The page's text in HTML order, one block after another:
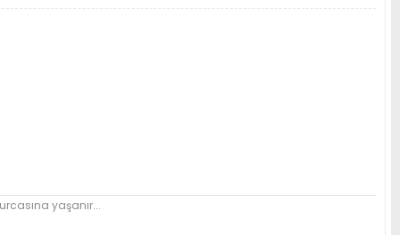
yaşanır...